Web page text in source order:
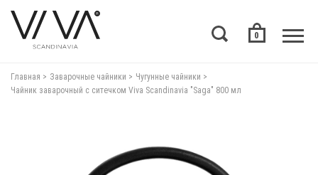
0
Главная Заварочные чайники
Чугунные чайники
Чайник заварочный с ситечком Viva Scandinavia "Saga" 800 мл